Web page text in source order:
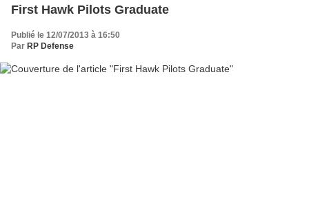
First Hawk Pilots Graduate
Publié le 12/07/2013 à 16:50
Par RP Defense